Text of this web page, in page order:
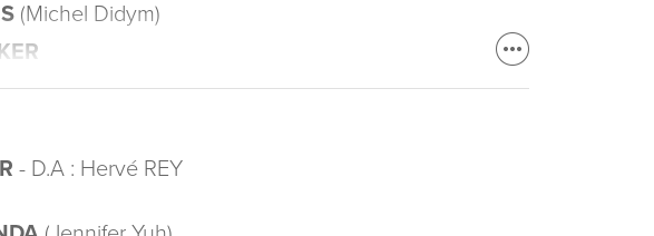
(Michel Didym)
- D.A : Hervé REY